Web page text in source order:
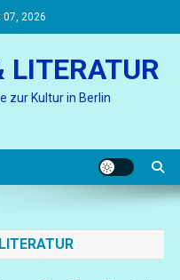
07, 2026
LITERATUR
zur Kultur in Berlin